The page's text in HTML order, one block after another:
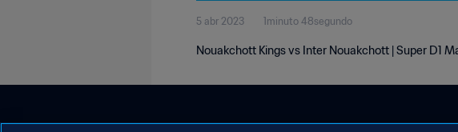
5 abr 2023 1minuto 48segundo
Nouakchott Kings vs Inter Nouakchott | Super D1